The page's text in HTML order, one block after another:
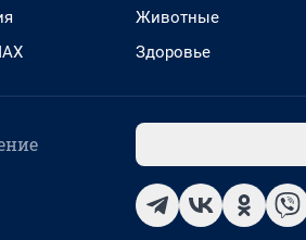
Животные
Здоровье